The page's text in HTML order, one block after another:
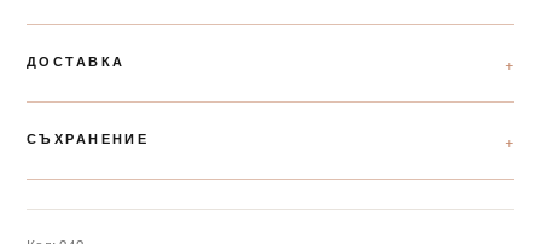
ДОСТАВКА
СЪХРАНЕНИЕ